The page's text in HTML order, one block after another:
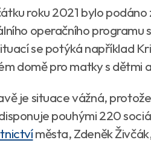
roku 2021 bylo
operačního
se potýká například
domě pro matky s dětmi
je situace vážná,
pouhými 220
města, Zdeněk